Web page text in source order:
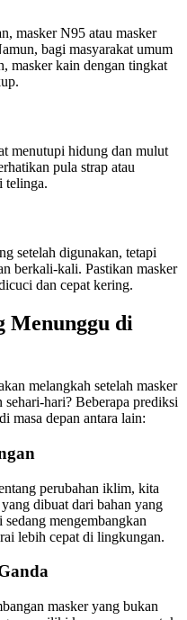
masker N95 atau masker
bagi masyarakat umum
masker kain dengan tingkat
menutupi hidung dan mulut
pula strap atau
telinga.
setelah digunakan, tetapi
berkali-kali. Pastikan masker
dan cepat kering.
Menunggu di
melangkah setelah masker
hari? Beberapa prediksi
masa depan antara lain:
perubahan iklim, kita
dibuat dari bahan yang
mengembangkan
lebih cepat di lingkungan.
masker yang bukan